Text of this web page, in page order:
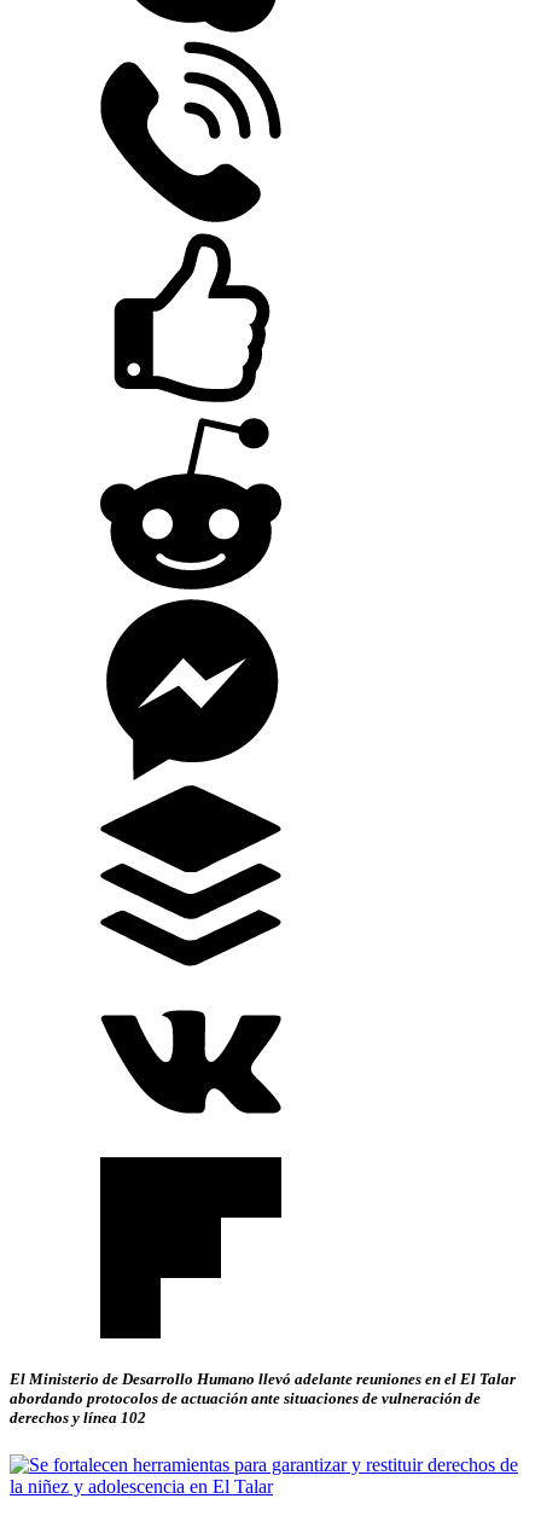
El Ministerio de Desarrollo Humano llevó adelante reuniones en el El Talar
abordando protocolos de actuación ante situaciones de vulneración de
derechos y línea 102